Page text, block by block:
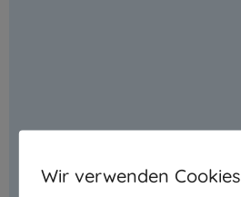
Wir verwenden Cookies